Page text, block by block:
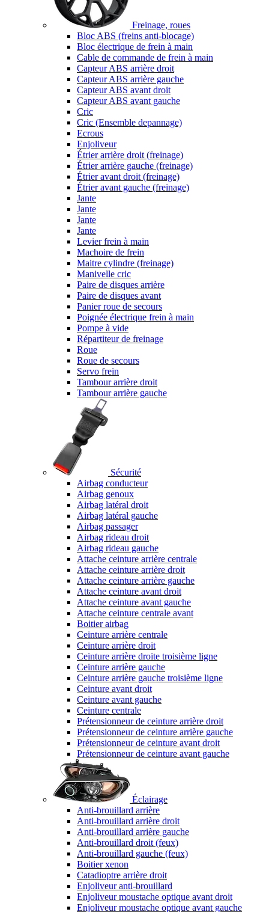
Freinage, roues
Bloc ABS (freins anti-blocage)
Bloc électrique de frein à main
Cable de commande de frein à main
Capteur ABS arrière droit
Capteur ABS arrière gauche
Capteur ABS avant droit
Capteur ABS avant gauche
Cric
Cric (Ensemble depannage)
Ecrous
Enjoliveur
Étrier arrière droit (freinage)
Étrier arrière gauche (freinage)
Étrier avant droit (freinage)
Étrier avant gauche (freinage)
Jante
Jante
Jante
Jante
Levier frein à main
Machoire de frein
Maitre cylindre (freinage)
Manivelle cric
Paire de disques arrière
Paire de disques avant
Panier roue de secours
Poignée électrique frein à main
Pompe à vide
Répartiteur de freinage
Roue
Roue de secours
Servo frein
Tambour arrière droit
Tambour arrière gauche
Sécurité
Airbag conducteur
Airbag genoux
Airbag latéral droit
Airbag latéral gauche
Airbag passager
Airbag rideau droit
Airbag rideau gauche
Attache ceinture arrière centrale
Attache ceinture arrière droit
Attache ceinture arrière gauche
Attache ceinture avant droit
Attache ceinture avant gauche
Attache ceinture centrale avant
Boitier airbag
Ceinture arrière centrale
Ceinture arrière droit
Ceinture arrière droite troisième ligne
Ceinture arrière gauche
Ceinture arrière gauche troisième ligne
Ceinture avant droit
Ceinture avant gauche
Ceinture centrale
Prétensionneur de ceinture arrière droit
Prétensionneur de ceinture arrière gauche
Prétensionneur de ceinture avant droit
Prétensionneur de ceinture avant gauche
Éclairage
Anti-brouillard arrière
Anti-brouillard arrière droit
Anti-brouillard arrière gauche
Anti-brouillard droit (feux)
Anti-brouillard gauche (feux)
Boitier xenon
Catadioptre arrière droit
Enjoliveur anti-brouillard
Enjoliveur moustache optique avant droit
Enjoliveur moustache optique avant gauche